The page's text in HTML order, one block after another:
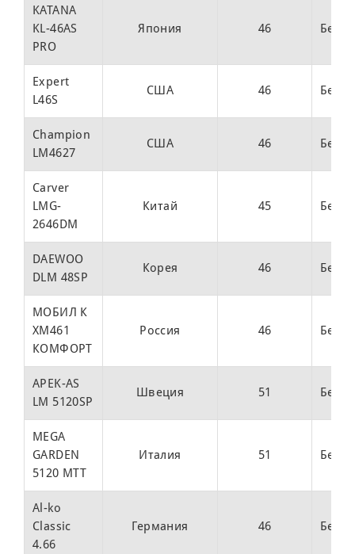
KATANA
KL-46AS
PRO
Япония 46
Expert
L46S
США 46
Champion
LM4627
США 46
Carver
LMG-
2646DM
Китай 45
DAEWOO
DLM 48SP
Корея 46
МОБИЛ К
XM461
КОМФОРТ
Россия 46
APEK-AS
LM 5120SP
Швеция 51
MEGA
GARDEN
5120 MTT
Италия 51
Al-ko
Classic
4.66
Германия 46